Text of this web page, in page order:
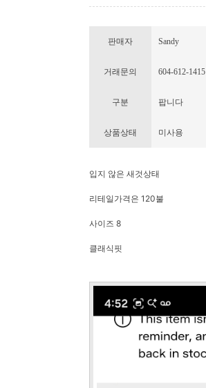
판매자 Sandy
거래문의 604-612-1415
구분 팝니다
상품상태 미사용
입지 않은 새것상태
리테일가격은 120불
사이즈 8
클래식핏